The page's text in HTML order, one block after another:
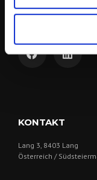
größerer Unternehmen
KONTAKT
Lang 3, 8403 Lang
Österreich /